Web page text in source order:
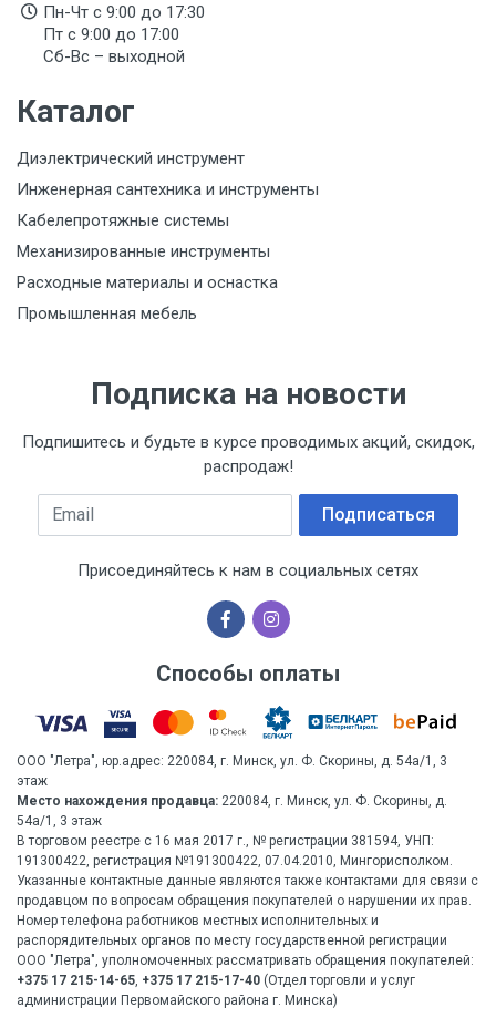
Пн-Чт с 9:00 до 17:30
Пт с 9:00 до 17:00
Сб-Вс – выходной
Каталог
Диэлектрический инструмент
Инженерная сантехника и инструменты
Кабелепротяжные системы
Механизированные инструменты
Расходные материалы и оснастка
Промышленная мебель
Подписка на новости
Подпишитесь и будьте в курсе проводимых акций, скидок,
распродаж!
Email Подписаться
Присоединяйтесь к нам в социальных сетях
Способы оплаты
ООО "Летра", юр.адрес: 220084, г. Минск, ул. Ф. Скорины, д. 54а/1, 3
этаж
Место нахождения продавца: 220084, г. Минск, ул. Ф. Скорины, д.
54а/1, 3 этаж
В торговом реестре с 16 мая 2017 г., № регистрации 381594, УНП:
191300422, регистрация №191300422, 07.04.2010, Мингорисполком.
Указанные контактные данные являются также контактами для связи с
продавцом по вопросам обращения покупателей о нарушении их прав.
Номер телефона работников местных исполнительных и
распорядительных органов по месту государственной регистрации
ООО "Летра", уполномоченных рассматривать обращения покупателей:
+375 17 215-14-65, +375 17 215-17-40 (Отдел торговли и услуг
администрации Первомайского района г. Минска)